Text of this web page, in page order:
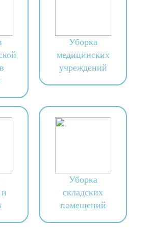
Уборка
медицинских
учреждений
Уборка
складских
помещений